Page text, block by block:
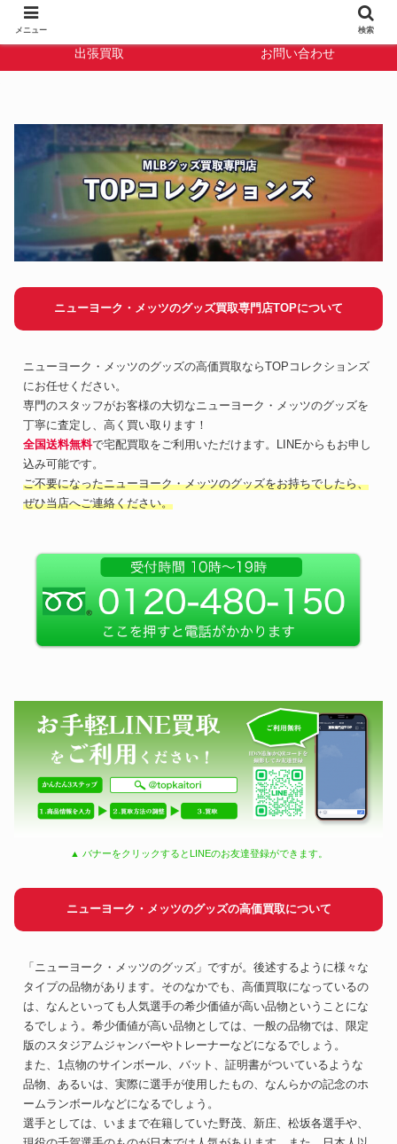
出張買取 お問い合わせ
ニューヨーク・メッツのグッズ買取専門店TOPについて
ニューヨーク・メッツのグッズの高価買取ならTOPコレクションズ
にお任せください。
専門のスタッフがお客様の大切なニューヨーク・メッツのグッズを
丁寧に査定し、高く買い取ります！
全国送料無料で宅配買取をご利用いただけます。LINEからもお申し
込み可能です。
ご不要になったニューヨーク・メッツのグッズをお持ちでしたら、
ぜひ当店へご連絡ください。
▲ バナーをクリックするとLINEのお友達登録ができます。
ニューヨーク・メッツのグッズの高価買取について
「ニューヨーク・メッツのグッズ」ですが。後述するように様々な
タイプの品物があります。そのなかでも、高価買取になっているの
は、なんといっても人気選手の希少価値が高い品物ということにな
るでしょう。希少価値が高い品物としては、一般の品物では、限定
版のスタジアムジャンバーやトレーナーなどになるでしょう。
また、1点物のサインボール、バット、証明書がついているような
品物、あるいは、実際に選手が使用したもの、なんらかの記念のホ
ームランボールなどになるでしょう。
選手としては、いままで在籍していた野茂、新庄、松坂各選手や、
メニュー 検索